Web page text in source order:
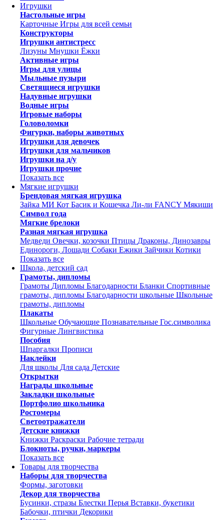
Игрушки
Настольные игры
Карточные Игры для всей семьи
Конструкторы
Игрушки антистресс
Лизуны Мнушки Ёжки
Активные игры
Игры для улицы
Мыльные пузыри
Светящиеся игрушки
Надувные игрушки
Водные игры
Игровые наборы
Головоломки
Фигурки, наборы животных
Игрушки для девочек
Игрушки для мальчиков
Игрушки на д/у
Игрушки прочие
Показать все
Мягкие игрушки
Брендовая мягкая игрушка
Зайка МИ Кот Басик и Кошечка Ли-ли FANCY Мякиши
Символ года
Мягкие брелоки
Разная мягкая игрушка
Медведи Овечки, козочки Птицы Драконы, Динозавры
Единороги, Лошади Собаки Ежики Зайчики Котики
Показать все
Школа, детский сад
Грамоты, дипломы
Грамоты Дипломы Благодарности Бланки Спортивные
грамоты, дипломы Благодарности школьные Школьные
грамоты, дипломы
Плакаты
Школьные Обучающие Познавательные Гос.символика
Фигурные Лингвистика
Пособия
Шпаргалки Прописи
Наклейки
Для школы Для сада Детские
Открытки
Награды школьные
Закладки школьные
Портфолио школьника
Ростомеры
Светоотражатели
Детские книжки
Книжки Раскраски Рабочие тетради
Блокноты, ручки, маркеры
Показать все
Товары для творчества
Наборы для творчества
Формы, заготовки
Декор для творчества
Бусинки, стразы Блестки Перья Вставки, букетики
Бабочки, птички Декорики